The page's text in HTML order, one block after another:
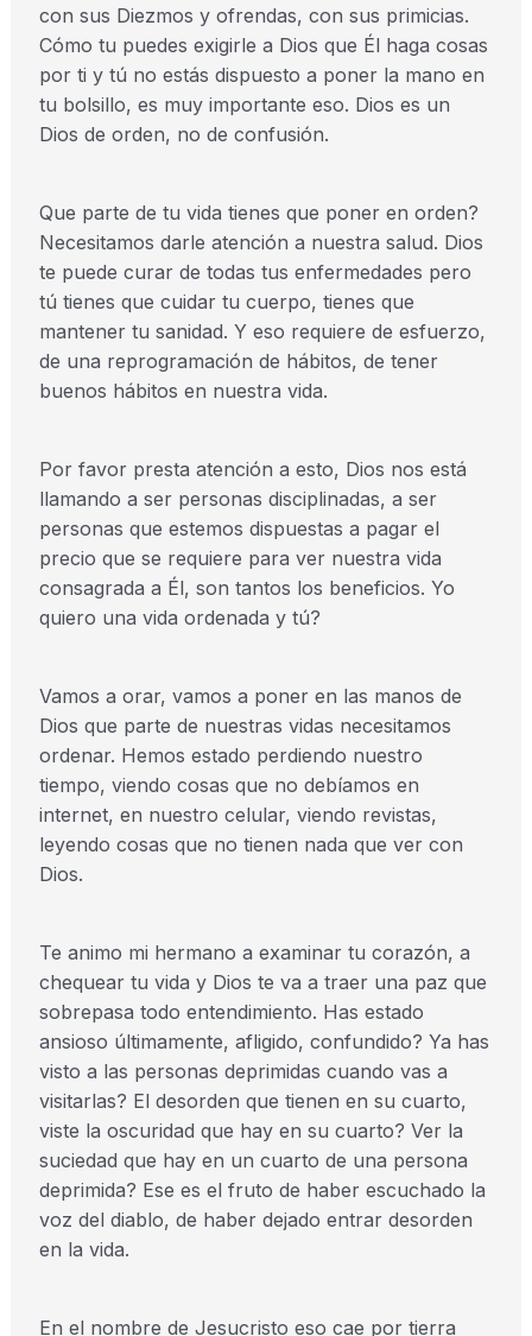
con sus Diezmos y ofrendas, con sus primicias.
Cómo tu puedes exigirle a Dios que Él haga cosas
por ti y tú no estás dispuesto a poner la mano en
tu bolsillo, es muy importante eso. Dios es un
Dios de orden, no de confusión.
Que parte de tu vida tienes que poner en orden?
Necesitamos darle atención a nuestra salud. Dios
te puede curar de todas tus enfermedades pero
tú tienes que cuidar tu cuerpo, tienes que
mantener tu sanidad. Y eso requiere de esfuerzo,
de una reprogramación de hábitos, de tener
buenos hábitos en nuestra vida.
Por favor presta atención a esto, Dios nos está
llamando a ser personas disciplinadas, a ser
personas que estemos dispuestas a pagar el
precio que se requiere para ver nuestra vida
consagrada a Él, son tantos los beneficios. Yo
quiero una vida ordenada y tú?
Vamos a orar, vamos a poner en las manos de
Dios que parte de nuestras vidas necesitamos
ordenar. Hemos estado perdiendo nuestro
tiempo, viendo cosas que no debíamos en
internet, en nuestro celular, viendo revistas,
leyendo cosas que no tienen nada que ver con
Dios.
Te animo mi hermano a examinar tu corazón, a
chequear tu vida y Dios te va a traer una paz que
sobrepasa todo entendimiento. Has estado
ansioso últimamente, afligido, confundido? Ya has
visto a las personas deprimidas cuando vas a
visitarlas? El desorden que tienen en su cuarto,
viste la oscuridad que hay en su cuarto? Ver la
suciedad que hay en un cuarto de una persona
deprimida? Ese es el fruto de haber escuchado la
voz del diablo, de haber dejado entrar desorden
en la vida.
En el nombre de Jesucristo eso cae por tierra